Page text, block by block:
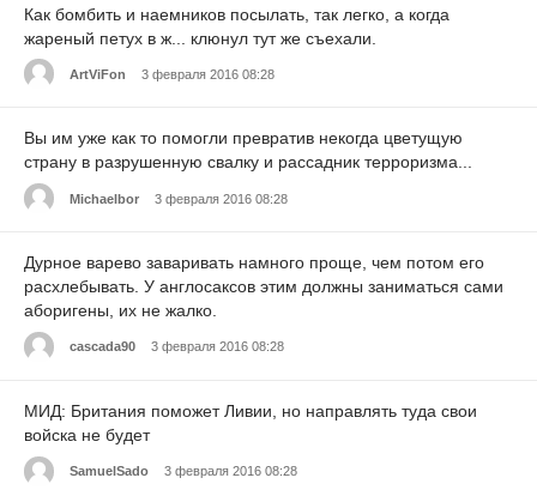
Как бомбить и наемников посылать, так легко, а когда
жареный петух в ж... клюнул тут же съехали.
ArtViFon 3 февраля 2016 08:28
Вы им уже как то помогли превратив некогда цветущую
страну в разрушенную свалку и рассадник терроризма...
Michaelbor 3 февраля 2016 08:28
Дурное варево заваривать намного проще, чем потом его
расхлебывать. У англосаксов этим должны заниматься сами
аборигены, их не жалко.
cascada90 3 февраля 2016 08:28
МИД: Британия поможет Ливии, но направлять туда свои
войска не будет
SamuelSado 3 февраля 2016 08:28